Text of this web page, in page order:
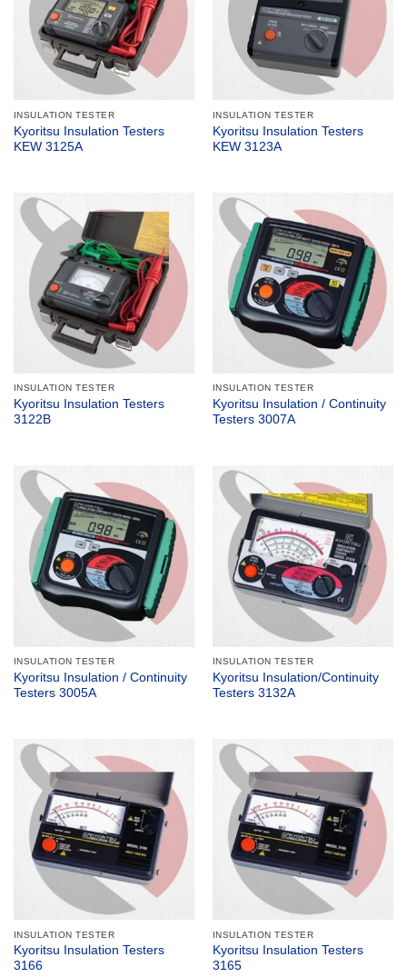
INSULATION TESTER
Kyoritsu Insulation Testers
KEW 3125A
INSULATION TESTER
Kyoritsu Insulation Testers
KEW 3123A
INSULATION TESTER
Kyoritsu Insulation Testers
3122B
INSULATION TESTER
Kyoritsu Insulation / Continuity
Testers 3007A
INSULATION TESTER
Kyoritsu Insulation / Continuity
Testers 3005A
INSULATION TESTER
Kyoritsu Insulation/Continuity
Testers 3132A
INSULATION TESTER
Kyoritsu Insulation Testers
3166
INSULATION TESTER
Kyoritsu Insulation Testers
3165